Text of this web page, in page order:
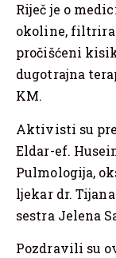
Riječ je o
okoline, filtrira
pročišćeni
dugotrajna
KM.
Aktivisti su
Eldar-ef.
Pulmologija,
ljekar dr.
sestra Jelena
Pozdravili su